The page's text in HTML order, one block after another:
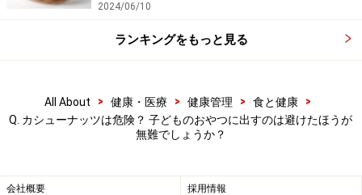
2024/06/10
ランキングをもっと見る
All About > 健康・医療 > 健康管理 > 食と健康
>
Q. カシューナッツは危険？ 子どものおやつに出すのは避けたほうが
無難でしょうか？
会社概要 採用情報